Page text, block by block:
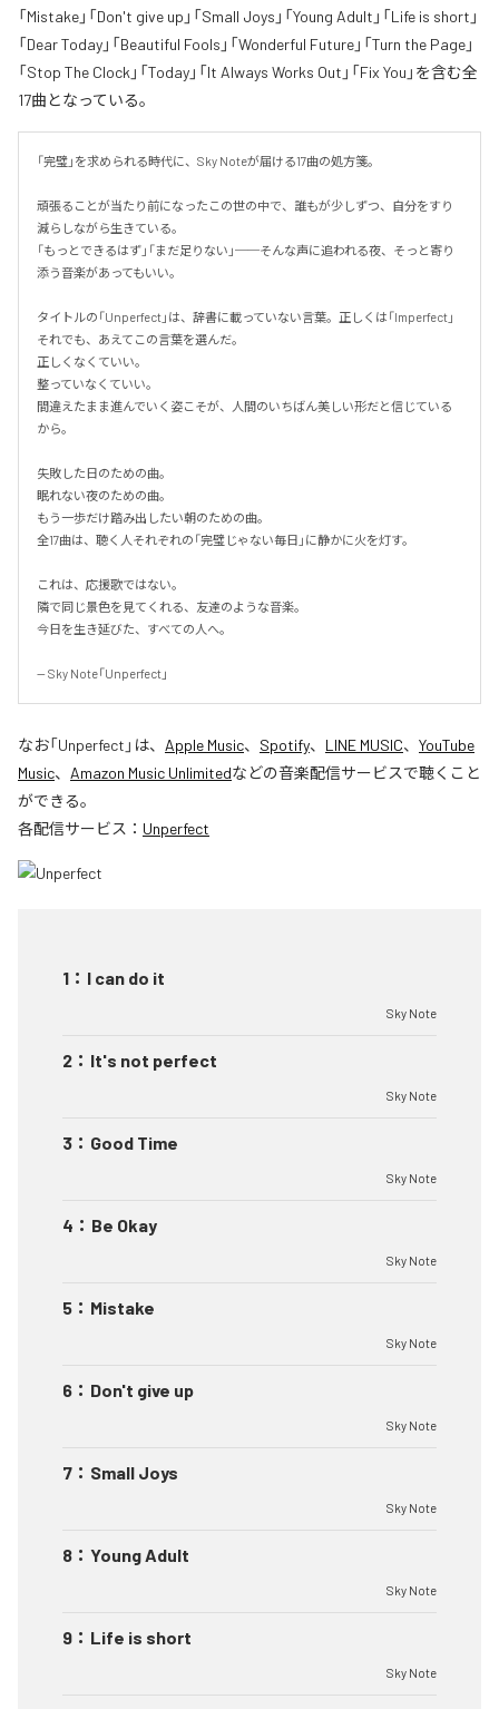
「Mistake」「Don't give up」「Small Joys」「Young Adult」「Life is short」
「Dear Today」「Beautiful Fools」「Wonderful Future」「Turn the Page」
「Stop The Clock」「Today」「It Always Works Out」「Fix You」を含む全
17曲となっている。
「完璧」を求められる時代に、Sky Noteが届ける17曲の処方箋。
頑張ることが当たり前になったこの世の中で、誰もが少しずつ、自分をすり
減らしながら生きている。
「もっとできるはず」「まだ足りない」──そんな声に追われる夜、そっと寄り
添う音楽があってもいい。
タイトルの「Unperfect」は、辞書に載っていない言葉。正しくは「Imperfect」
それでも、あえてこの言葉を選んだ。
正しくなくていい。
整っていなくていい。
間違えたまま進んでいく姿こそが、人間のいちばん美しい形だと信じている
から。
失敗した日のための曲。
眠れない夜のための曲。
もう一歩だけ踏み出したい朝のための曲。
全17曲は、聴く人それぞれの「完璧じゃない毎日」に静かに火を灯す。
これは、応援歌ではない。
隣で同じ景色を見てくれる、友達のような音楽。
今日を生き延びた、すべての人へ。
-- Sky Note「Unperfect」
なお「Unperfect 」は、 Apple Music、 Spotify、 LINE MUSIC、 YouTube
Music、 Amazon Music Unlimitedなどの音楽配信サービスで聴くこと
ができる。
各配信サービス： Unperfect
1 ： I can do it
Sky Note
2 ： It's not perfect
Sky Note
3 ： Good Time
Sky Note
4 ： Be Okay
Sky Note
5 ： Mistake
Sky Note
6 ： Don't give up
Sky Note
7 ： Small Joys
Sky Note
8 ： Young Adult
Sky Note
9 ： Life is short
Sky Note